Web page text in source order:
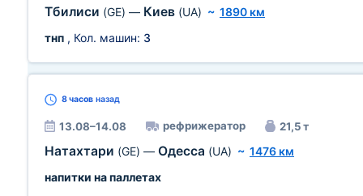
Тбилиси (GE) — Киев (UA) ~ 1890 км
тнп , Кол. машин: 3
8 часов назад
13.08–14.08 рефрижератор 21,5 т
Натахтари (GE) — Одесса (UA) ~ 1476 км
напитки на паллетах